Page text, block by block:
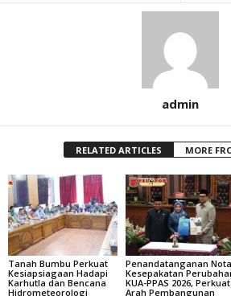
admin
RELATED ARTICLES MORE
Tanah Bumbu Perkuat
Kesiapsiagaan Hadapi
Karhutla dan Bencana
Hidrometeorologi
Penandatanganan Nota
Kesepakatan
KUA-PPAS 2026, Perkuat
Arah Pembangunan